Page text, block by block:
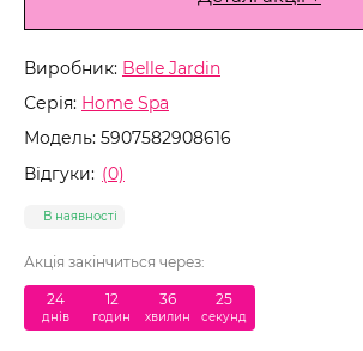
Виробник: Belle Jardin
Серія: Home Spa
Модель: 5907582908616
Відгуки: (0)
В наявності
Акція закінчиться через:
24
днів
12
годин
36
хвилин
24
секунд